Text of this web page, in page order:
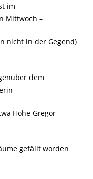
im
Mittwoch –
nicht in der Gegend)
dem
Höhe Gregor
gefällt worden